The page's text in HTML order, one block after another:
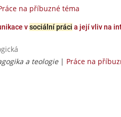
na příbuzné téma
vsociální práci a její vliv na
a teologie| Práce na